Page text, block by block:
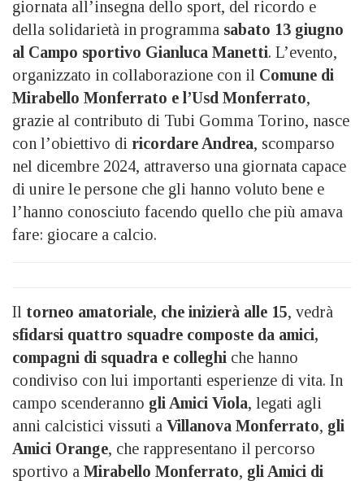
giornata all’insegna dello sport, del ricordo e
della solidarietà in programma sabato 13 giugno
al Campo sportivo Gianluca Manetti. L’evento,
organizzato in collaborazione con il Comune di
Mirabello Monferrato e l’Usd Monferrato,
grazie al contributo di Tubi Gomma Torino, nasce
con l’obiettivo di ricordare Andrea, scomparso
nel dicembre 2024, attraverso una giornata capace
di unire le persone che gli hanno voluto bene e
l’hanno conosciuto facendo quello che più amava
fare: giocare a calcio.
Il torneo amatoriale, che inizierà alle 15, vedrà
sfidarsi quattro squadre composte da amici,
compagni di squadra e colleghi che hanno
condiviso con lui importanti esperienze di vita. In
campo scenderanno gli Amici Viola, legati agli
anni calcistici vissuti a Villanova Monferrato, gli
Amici Orange, che rappresentano il percorso
sportivo a Mirabello Monferrato, gli Amici di